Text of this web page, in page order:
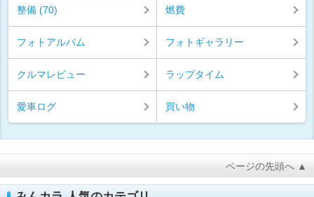
整備 (70) 燃費
フォトアルバム フォトギャラリー
クルマレビュー ラップタイム
愛車ログ 買い物
ページの先頭へ ▲